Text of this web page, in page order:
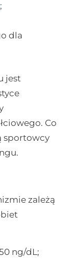
;
dla
jest
Co
sportowcy
zależą
ng/dL;